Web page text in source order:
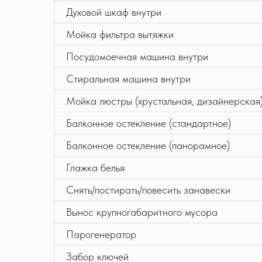
Духовой шкаф внутри
Мойка фильтра вытяжки
Посудомоечная машина внутри
Стиральная машина внутри
Мойка люстры (хрустальная,
Балконное остекление (стандартное)
Балконное остекление (панорамное)
Глажка белья
Снять/постирать/повесить занавески
Вынос крупногабаритного мусора
Парогенератор
Забор ключей